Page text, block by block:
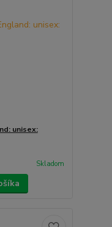
unisex:
Skladom